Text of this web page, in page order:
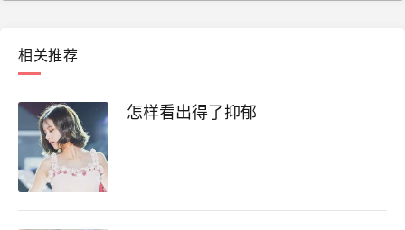
相关推荐
怎样看出得了抑郁